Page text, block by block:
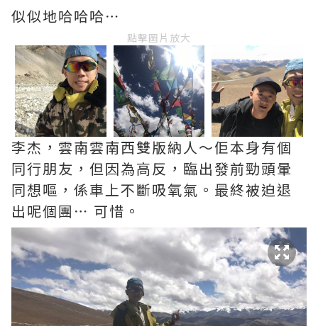
似似地哈哈哈⋯
點擊圖片放大
李杰，雲南雲南西雙版納人～佢本身有個
同行朋友，但因為高反，臨出發前勁頭暈
同想嘔，係車上不斷吸氧氣。最終被迫退
出呢個團⋯ 可惜。